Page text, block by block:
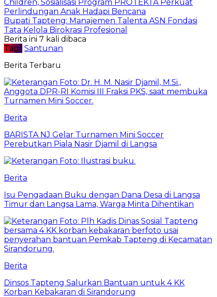
Children, Sosialisasi Program PROTEKTA Perkuat
Perlindungan Anak Hadapi Bencana
Bupati Tapteng: Manajemen Talenta ASN Fondasi
Tata Kelola Birokrasi Profesional
Berita ini 7 kali dibaca
Tag : Santunan
Berita Terbaru
Berita
BARISTA NJ Gelar Turnamen Mini Soccer
Perebutkan Piala Nasir Djamil di Langsa
Berita
Isu Pengadaan Buku dengan Dana Desa di Langsa
Timur dan Langsa Lama, Warga Minta Dihentikan
Berita
Dinsos Tapteng Salurkan Bantuan untuk 4 KK
Korban Kebakaran di Sirandorung